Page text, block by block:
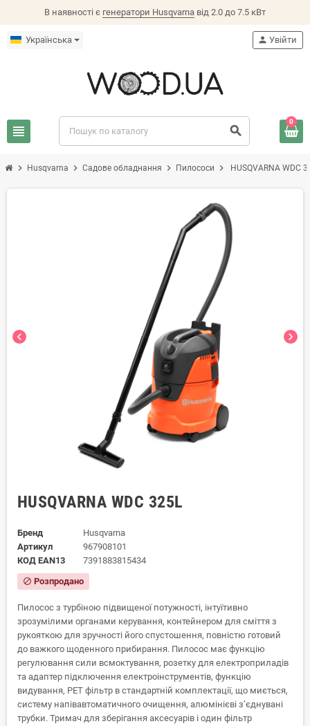
В наявності є генератори Husqvarna від 2.0 до 7.5 кВт
Українська
view_headline search
person Увійти
0
chevron_right Husqvarna chevron_right Садове обладнання chevron_right Пилососи chevron_right HUSQVARNA WDC
chevron_left chevron_right
HUSQVARNA WDC 325L
Бренд
Husqvarna
Артикул
967908101
КОД EAN13
7391883815434
block Розпродано
Пилосос з турбіною підвищеної потужності, інтуїтивно
зрозумілими органами керування, контейнером для сміття з
рукояткою для зручності його спустошення, повністю готовий
до важкого щоденного прибирання. Пилосос має функцію
регулювання сили всмоктування, розетку для електроприладів
та адаптер підключення електроінструментів, функцію
видування, PET фільтр в стандартній комплектації, що миється,
систему напівавтоматичного очищення, алюмінієві з’єднувані
трубки. Тримач для зберігання аксесуарів і один фільтр